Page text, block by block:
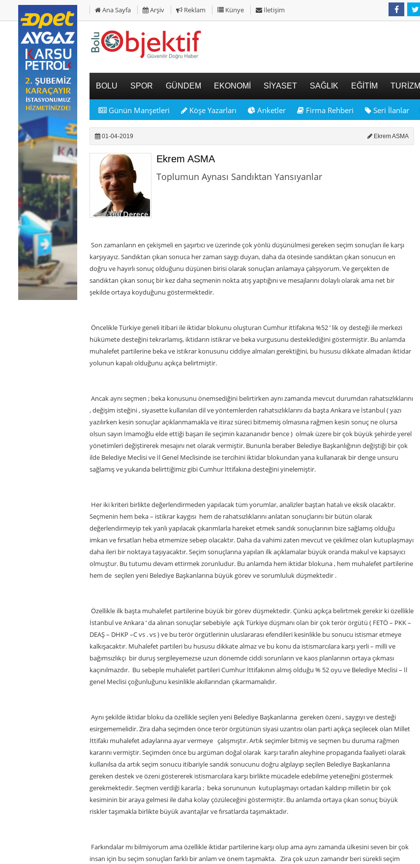
Ana Sayfa Arşiv Reklam Künye İletişim
BOLU SPOR GÜNDEM EKONOMİ SİYASET SAĞLIK EĞİTİM TURİZM
Günün Manşetleri Köşe Yazarları Anketler Firma Rehberi Seri İlanlar
01-04-2019 Ekrem ASMA
Ekrem ASMA
Toplumun Aynası Sandıktan Yansıyanlar
Son zamanların en çekişmeli en şaşırtıcı ve üzerinde çok yönlü düşünülmesi gereken seçim sonuçları ile karşı
karşıyayız. Sandıktan çıkan sonuca her zaman saygı duyan, daha da ötesinde sandıktan çıkan sonucun en
doğru ve hayırlı sonuç olduğunu düşünen birisi olarak sonuçları anlamaya çalışıyorum. Ve gerçekten de
sandıktan çıkan sonuç bir kez daha seçmenin nokta atış yaptığını ve mesajlarını dolaylı olarak ama net bir
şekilde ortaya koyduğunu göstermektedir.
Öncelikle Türkiye geneli itibari ile iktidar blokunu oluşturan Cumhur ittifakına %52 ‘ lik oy desteği ile merkezi
hükümete desteğini tekrarlamış, iktidarın istikrar ve beka vurgusunu desteklediğini göstermiştir. Bu anlamda
muhalefet partilerine beka ve istikrar konusunu ciddiye almaları gerektiğini, bu hususu dikkate almadan iktidar
yolunun kapalı olduğunu açıkça belirtmiştir.
Ancak aynı seçmen ; beka konusunu önemsediğini belirtirken aynı zamanda mevcut durumdan rahatsızlıklarını
, değişim isteğini , siyasette kullanılan dil ve yöntemlerden rahatsızlıklarını da başta Ankara ve İstanbul ( yazı
yazılırken kesin sonuçlar açıklanmamakla ve itiraz süreci bitmemiş olmasına rağmen kesin sonuç ne olursa
olsun sayın İmamoğlu elde ettiği başarı ile seçimin kazananıdır bence ) olmak üzere bir çok büyük şehirde yerel
yönetimleri değiştirerek mesajını net olarak vermiştir. Bununla beraber Belediye Başkanlığının değiştiği bir çok
ilde Belediye Meclisi ve İl Genel Meclisinde ise tercihini iktidar blokundan yana kullanarak bir denge unsuru
sağlamış ve yukarıda belirttiğimiz gibi Cumhur İttifakına desteğini yinelemiştir.
Her iki kriteri birlikte değerlendirmeden yapılacak tüm yorumlar, analizler baştan hatalı ve eksik olacaktır.
Seçmenin hem beka – istikrar kaygısı hem de rahatsızlıklarını anlatan sonuçlarını bir bütün olarak
değerlendirmeyip tek yanlı yapılacak çıkarımlarla hareket etmek sandık sonuçlarının bize sağlamış olduğu
imkan ve fırsatları heba etmemize sebep olacaktır. Daha da vahimi zaten mevcut ve çekilmez olan kutuplaşmayı
daha ileri bir noktaya taşıyacaktır. Seçim sonuçlarına yapılan ilk açıklamalar büyük oranda makul ve kapsayıcı
olmuştur. Bu tutumu devam ettirmek zorunludur. Bu anlamda hem iktidar blokuna , hem muhalefet partilerine
hem de seçilen yeni Belediye Başkanlarına büyük görev ve sorumluluk düşmektedir .
Özellikle ilk başta muhalefet partilerine büyük bir görev düşmektedir. Çünkü açıkça belirtmek gerekir ki özellikle
İstanbul ve Ankara ‘ da alınan sonuçlar sebebiyle açık Türkiye düşmanı olan bir çok terör örgütü ( FETÖ – PKK –
DEAŞ – DHKP –C vs . vs ) ve bu terör örgütlerinin uluslararası efendileri kesinlikle bu sonucu istismar etmeye
kalkışacaktır. Muhalefet partileri bu hususu dikkate almaz ve bu konu da istismarcılara karşı yerli – milli ve
bağımsızlıkçı bir duruş sergileyemezse uzun dönemde ciddi sorunların ve kaos planlarının ortaya çıkması
kaçınılmazdır. Bu sebeple muhalefet partileri Cumhur İttifakının almış olduğu % 52 oyu ve Belediye Meclisi – İl
genel Meclisi çoğunluğunu kesinlikle akıllarından çıkarmamalıdır.
Aynı şekilde iktidar bloku da özellikle seçilen yeni Belediye Başkanlarına gereken özeni , saygıyı ve desteği
esirgememelidir. Zira daha seçimden önce terör örgütünün siyasi uzantısı olan parti açıkça seçilecek olan Millet
İttifakı muhalefet adaylarına ayar vermeye çalışmıştır. Artık seçimler bitmiş ve seçmen bu duruma rağmen
kararını vermiştir. Seçimden önce bu argüman doğal olarak karşı tarafın aleyhine propaganda faaliyeti olarak
kullanılsa da artık seçim sonucu itibariyle sandık sonucunu doğru algılayıp seçilen Belediye Başkanlarına
gereken destek ve özeni göstererek istismarcılara karşı birlikte mücadele edebilme yeteneğini göstermek
gerekmektedir. Seçmen verdiği kararla ; beka sorununun kutuplaşmayı ortadan kaldırıp milletin bir çok
kesiminin bir araya gelmesi ile daha kolay çözüleceğini göstermiştir. Bu anlamda ortaya çıkan sonuç büyük
riskler taşımakla birlikte büyük avantajlar ve fırsatlarda taşımaktadır.
Farkındalar mı bilmiyorum ama özellikle iktidar partilerine karşı olup ama aynı zamanda ülkesini seven bir çok
insan için bu seçim sonuçları farklı bir anlam ve önem taşımakta. Zira çok uzun zamandır beri sürekli seçim